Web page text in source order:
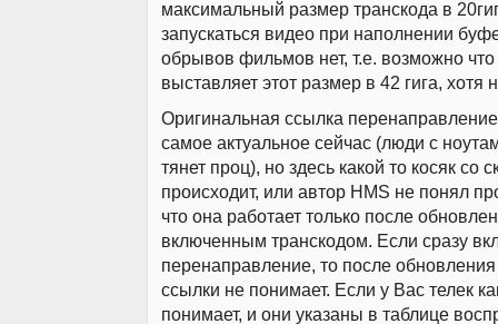
максимальный размер транскода в
запускаться видео при наполнении
обрывов фильмов нет, т.е. возможно что
выставляет этот размер в 42 гига, хотя
Оригинальная ссылка перенаправление
самое актуальное сейчас (люди с
тянет проц), но здесь какой то косяк со
происходит, или автор HMS не понял
что она работает только после
включенным транскодом. Если сразу
перенаправление, то после обновления
ссылки не понимает. Если у Вас телек
понимает, и они указаны в таблице